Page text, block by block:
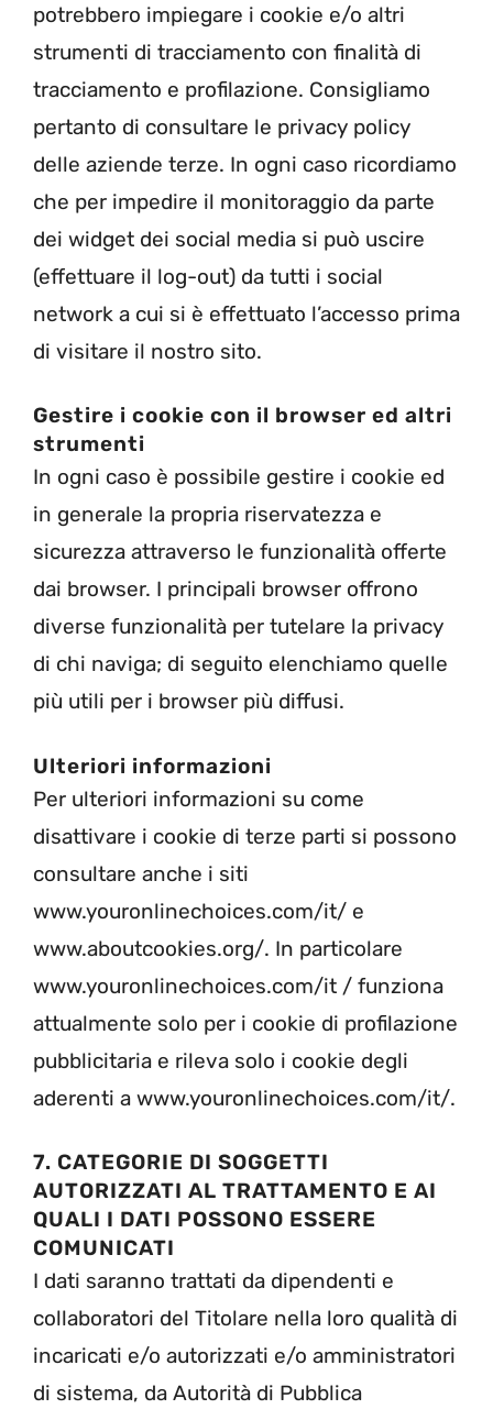
potrebbero impiegare i cookie e/o altri
strumenti di tracciamento con finalità di
tracciamento e profilazione. Consigliamo
pertanto di consultare le privacy policy
delle aziende terze. In ogni caso ricordiamo
che per impedire il monitoraggio da parte
dei widget dei social media si può uscire
(effettuare il log-out) da tutti i social
network a cui si è effettuato l’accesso prima
di visitare il nostro sito.
Gestire i cookie con il browser ed altri
strumenti
In ogni caso è possibile gestire i cookie ed
in generale la propria riservatezza e
sicurezza attraverso le funzionalità offerte
dai browser. I principali browser offrono
diverse funzionalità per tutelare la privacy
di chi naviga; di seguito elenchiamo quelle
più utili per i browser più diffusi.
Ulteriori informazioni
Per ulteriori informazioni su come
disattivare i cookie di terze parti si possono
consultare anche i siti
www.youronlinechoices.com/it/ e
www.aboutcookies.org/. In particolare
www.youronlinechoices.com/it / funziona
attualmente solo per i cookie di profilazione
pubblicitaria e rileva solo i cookie degli
aderenti a www.youronlinechoices.com/it/.
7. CATEGORIE DI SOGGETTI
AUTORIZZATI AL TRATTAMENTO E AI
QUALI I DATI POSSONO ESSERE
COMUNICATI
I dati saranno trattati da dipendenti e
collaboratori del Titolare nella loro qualità di
incaricati e/o autorizzati e/o amministratori
di sistema, da Autorità di Pubblica